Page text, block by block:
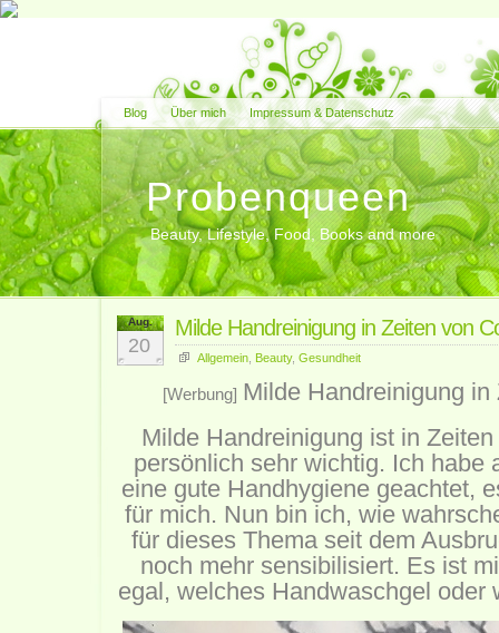
Blog Über mich Impressum & Datenschutz
Probenqueen
Beauty, Lifestyle, Food, Books and more
Aug.
20
Milde Handreinigung in Zeiten von
Allgemein Beauty, Gesundheit
[Werbung] Milde Handreinigung
Milde Handreinigung ist in
persönlich sehr wichtig. Ich habe
eine gute Handhygiene geachtet,
für mich. Nun bin ich, wie
für dieses Thema seit dem
noch mehr sensibilisiert. Es ist
egal, welches Handwaschgel oder